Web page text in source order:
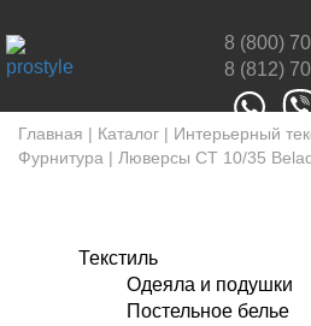
8 (800)
8 (812)
Главная | Каталог | Интерьерный
Фурнитура | Люверсы СТ 10/35
Текстиль
Одеяла и подушки
Постельное белье